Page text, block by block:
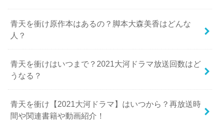
青天を衝け原作本はあるの？脚本大森美香はどんな
人？
青天を衝けはいつまで？2021大河ドラマ放送回数はど
うなる？
青天を衝け【2021大河ドラマ】はいつから？再放送時
間や関連書籍や動画紹介！